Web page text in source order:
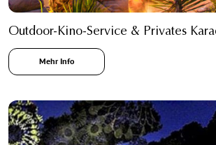
Outdoor-Kino-Service & Privates
Mehr Info